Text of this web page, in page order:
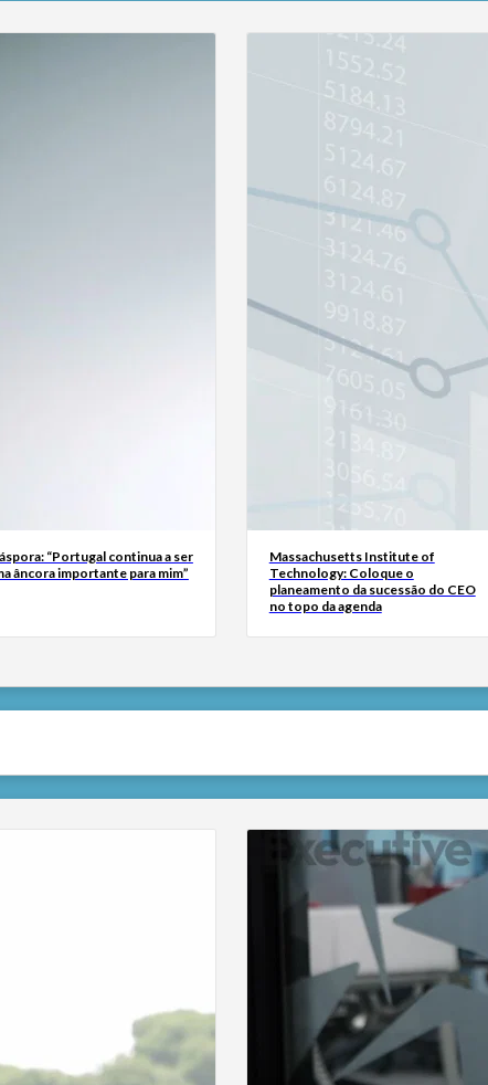
“Portugal continua a ser
âncora importante para mim”
Massachusetts Institute of
Technology: Coloque o
planeamento da sucessão do CEO
no topo da agenda